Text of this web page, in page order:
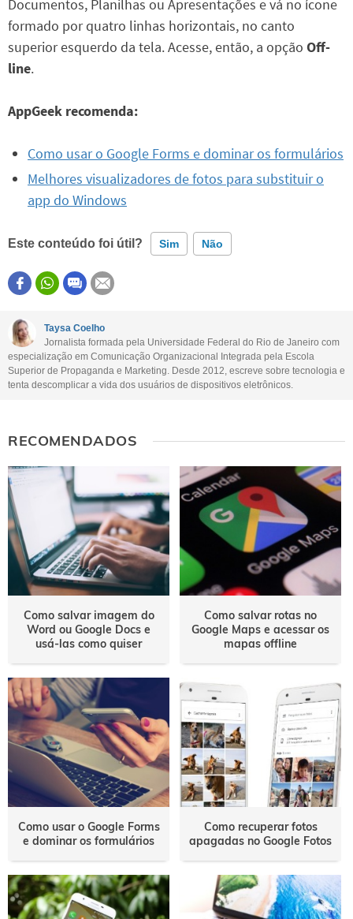
Documentos, Planilhas ou Apresentações e vá no ícone
formado por quatro linhas horizontais, no canto
superior esquerdo da tela. Acesse, então, a opção Off-
line.
AppGeek recomenda:
Como usar o Google Forms e dominar os formulários
Melhores visualizadores de fotos para substituir o
app do Windows
Este conteúdo foi útil? Sim Não
Este conteúdo contém informação incorreta
Este conteúdo não tem a informação que procuro
Outro
Taysa Coelho
Jornalista formada pela Universidade Federal do Rio de Janeiro com
especialização em Comunicação Organizacional Integrada pela Escola
Superior de Propaganda e Marketing. Desde 2012, escreve sobre tecnologia e
tenta descomplicar a vida dos usuários de dispositivos eletrônicos.
RECOMENDADOS
Como salvar imagem do
Word ou Google Docs e
usá-las como quiser
Como salvar rotas no
Google Maps e acessar os
mapas offline
Como usar o Google Forms
e dominar os formulários
Como recuperar fotos
apagadas no Google Fotos